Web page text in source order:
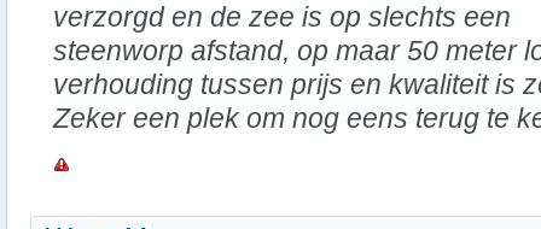
verzorgd en de zee is op slechts een
steenworp afstand, op maar 50 meter
verhouding tussen prijs en kwaliteit is
Zeker een plek om nog eens terug te